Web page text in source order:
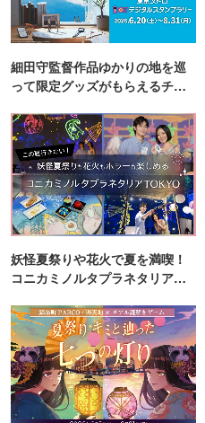
細田守監督作品ゆかりの地を巡
って限定グッズがもらえるチャ
妖怪夏祭りや花火で夏を満喫！
コニカミノルタプラネタリア